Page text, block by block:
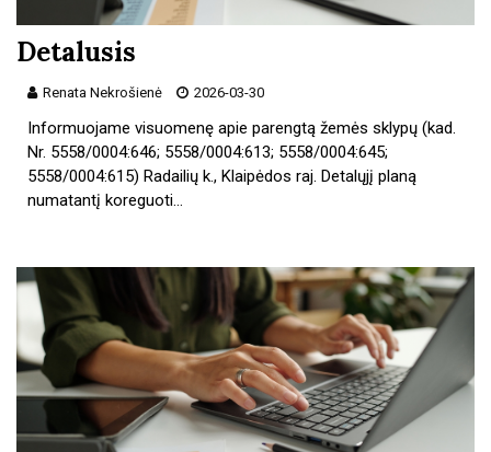
Detalusis
Renata Nekrošienė 2026-03-30
Informuojame visuomenę apie parengtą žemės sklypų (kad.
Nr. 5558/0004:646; 5558/0004:613; 5558/0004:645;
5558/0004:615) Radailių k., Klaipėdos raj. Detalųjį planą
numatantį koreguoti…